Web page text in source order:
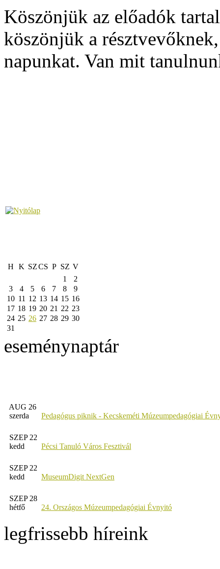
Köszönjük az előadók
köszönjük a
napunkat. Van mit
H K SZCS P SZ V
1
2
3
4 5 6 7 8
9
10 11 12 13 14 15 16
17 18 19 20 21 22 23
24 25 26 27 28 29 30
31
eseménynaptár
AUG 26
szerda
Pedagógus piknik - Kecskeméti Múzeumpedagógiai
SZEP 22
kedd
Pécsi Tanuló Város Fesztivál
SZEP 22
kedd
MuseumDigit NextGen
SZEP 28
hétfő
24. Országos Múzeumpedagógiai Évnyitó
legfrissebb híreink